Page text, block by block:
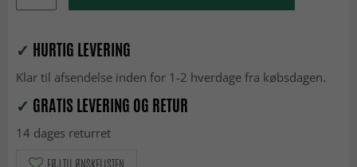
✓ HURTIG LEVERING
Klar til afsendelse inden for 1-2 hverdage fra købsdagen.
✓ GRATIS LEVERING OG RETUR
14 dages returret